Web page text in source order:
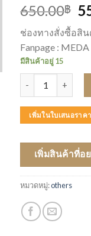
650.00฿
ช่องทางสั่งซื้อสิน
Fanpage :
มีสินค้าอยู่ 15
จำนวน BREEZE
เพิ่มในใบเสนอราคา
เพิ่มสินค้าที่อ
หมวดหมู่:others